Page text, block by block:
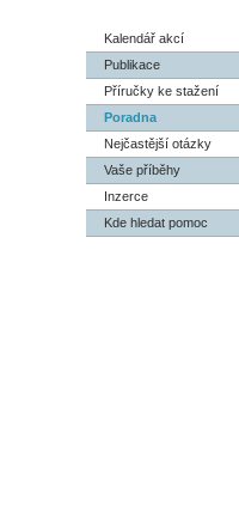
Kalendář akcí
Publikace
Příručky ke stažení
Poradna
Nejčastější otázky
Vaše příběhy
Inzerce
Kde hledat pomoc